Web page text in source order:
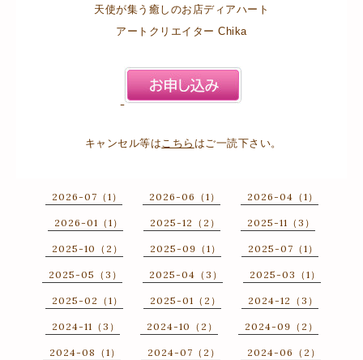
天使が集う癒しのお店ディアハート
アートクリエイター Chika
キャンセル等は こちら はご一読下さい。
2026-07（1） 2026-06（1） 2026-04（1）
2026-01（1） 2025-12（2） 2025-11（3）
2025-10（2） 2025-09（1） 2025-07（1）
2025-05（3） 2025-04（3） 2025-03（1）
2025-02（1） 2025-01（2） 2024-12（3）
2024-11（3） 2024-10（2） 2024-09（2）
2024-08（1） 2024-07（2） 2024-06（2）